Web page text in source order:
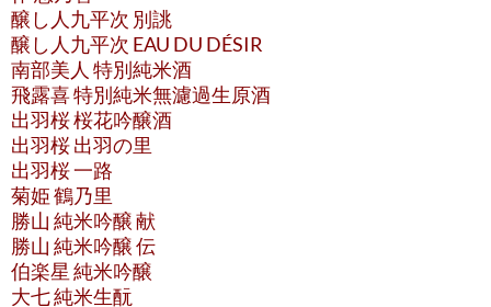
醸し人九平次 別誂
醸し人九平次 EAU DU DÉSIR
南部美人 特別純米酒
飛露喜 特別純米無濾過生原酒
出羽桜 桜花吟醸酒
出羽桜 出羽の里
出羽桜 一路
菊姫 鶴乃里
勝山 純米吟醸 献
勝山 純米吟醸 伝
伯楽星 純米吟醸
大七 純米生酛